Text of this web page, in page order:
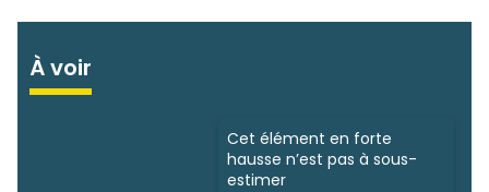
À voir
Cet élément en forte
hausse n’est pas à sous-
estimer